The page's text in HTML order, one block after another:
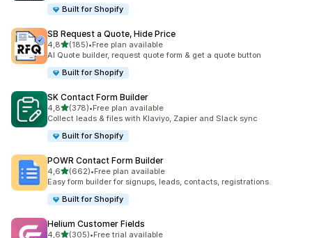
Built for Shopify
SB Request a Quote, Hide Price
4,8de 5 estrelas
(185)
185 total de avaliações
•Free plan available
AI Quote builder, request quote form & get a quote button
Built for Shopify
SK Contact Form Builder
4,8de 5 estrelas
(378)
378 total de avaliações
•Free plan available
Collect leads & files with Klaviyo, Zapier and Slack sync
Built for Shopify
POWR Contact Form Builder
4,6de 5 estrelas
(662)
662 total de avaliações
•Free plan available
Easy form builder for signups, leads, contacts, registrations.
Built for Shopify
Helium Customer Fields
4,6de 5 estrelas
(305)•Free trial available